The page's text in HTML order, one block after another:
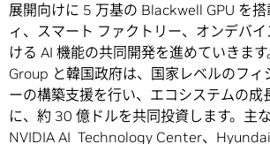
展開向けに 5 万基の Blackwell GPU を
ィ、スマート ファクトリー、オンデバ
ける AI 機能の共同開発を進めていきま
Group と韓国政府は、国家レベルのフィ
ーの構築支援を行い、エコシステムの成
に、約 30 億ドルを共同投資します。主
NVIDIA AI Technology Center、